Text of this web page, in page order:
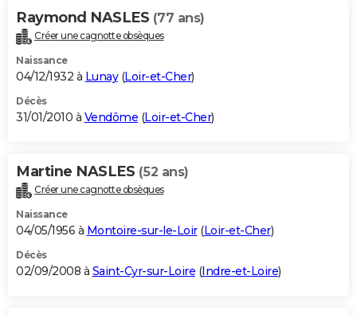
Raymond NASLES (77 ans)
Créer une cagnotte obsèques
Naissance
04/12/1932 à Lunay(Loir-et-Cher)
Décès
31/01/2010 à Vendôme (Loir-et-Cher)
Martine NASLES (52 ans)
Créer une cagnotte obsèques
Naissance
04/05/1956 à Montoire-sur-le-Loir(Loir-et-Cher)
Décès
02/09/2008 à Saint-Cyr-sur-Loire (Indre-et-Loire)